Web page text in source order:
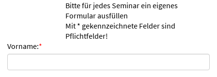
e
Bitte für jedes Seminar ein eigenes
Formular ausfüllen
Mit * gekennzeichnete Felder sind
Pflichtfelder!
Vorname:*